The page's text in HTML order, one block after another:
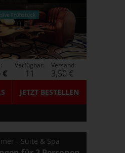
JETZTBESTELLEN
€
Verfügbar:
11
Versand:
3,50 €
- Suite & Spa